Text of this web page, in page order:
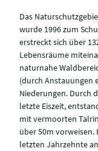
Das
wurde 1996 zum
erstreckt sich über
Lebensräume
naturnahe
(durch Anstauungen
Niederungen. Durch
letzte Eiszeit,
mit vermoorten
über 50m vorweisen.
letzten Jahrzehnte